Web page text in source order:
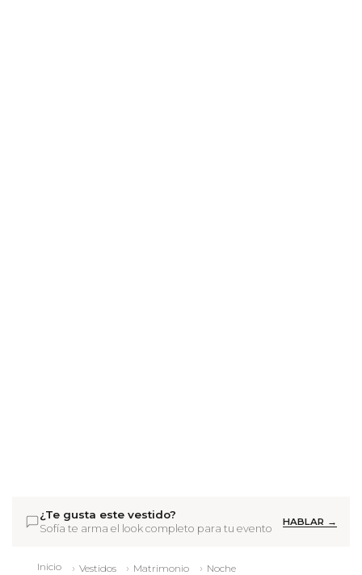
¿Te gusta este vestido?
Sofía te arma el look completo para tu evento
HABLAR →
Inicio Vestidos Matrimonio
Noche